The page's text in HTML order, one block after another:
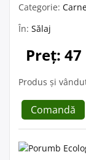
Categorie:
În: Sălaj
Preț:
Produs și
Comandă